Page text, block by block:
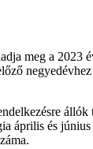
meg a 2023
április és